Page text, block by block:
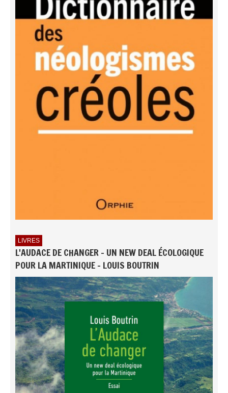
LIVRES
L'AUDACE DE CHANGER - UN NEW DEAL ÉCOLOGIQUE
POUR LA MARTINIQUE - LOUIS BOUTRIN